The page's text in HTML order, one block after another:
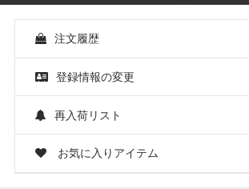
注文履歴
登録情報の変更
再入荷リスト
お気に入りアイテム